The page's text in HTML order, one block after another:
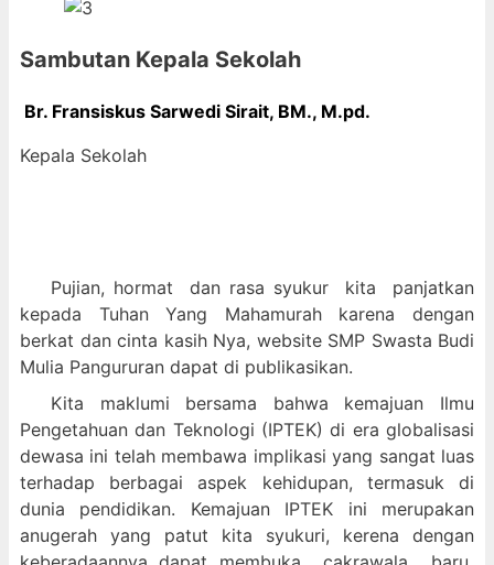
Sambutan Kepala Sekolah
Br. Fransiskus Sarwedi Sirait, BM., M.pd.
Kepala Sekolah
Pujian, hormat dan rasa syukur kita panjatkan
kepada Tuhan Yang Mahamurah karena dengan
berkat dan cinta kasih Nya, website SMP Swasta Budi
Mulia Pangururan dapat di publikasikan.
Kita maklumi bersama bahwa kemajuan Ilmu
Pengetahuan dan Teknologi (IPTEK) di era globalisasi
dewasa ini telah membawa implikasi yang sangat luas
terhadap berbagai aspek kehidupan, termasuk di
dunia pendidikan. Kemajuan IPTEK ini merupakan
anugerah yang patut kita syukuri, kerena dengan